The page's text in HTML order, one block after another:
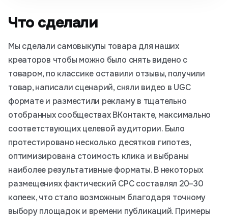
Что сделали
Мы сделали самовыкупы товара для наших
креаторов чтобы можно было снять видено с
товаром, по классике оставили отзывы, получили
товар, написали сценарий, сняли видео в UGC
формате и разместили рекламу в тщательно
отобранных сообществах ВКонтакте, максимально
соответствующих целевой аудитории. Было
протестировано несколько десятков гипотез,
оптимизирована стоимость клика и выбраны
наиболее результативные форматы. В некоторых
размещениях фактический CPC составлял 20–30
копеек, что стало возможным благодаря точному
выбору площадок и времени публикаций. Примеры